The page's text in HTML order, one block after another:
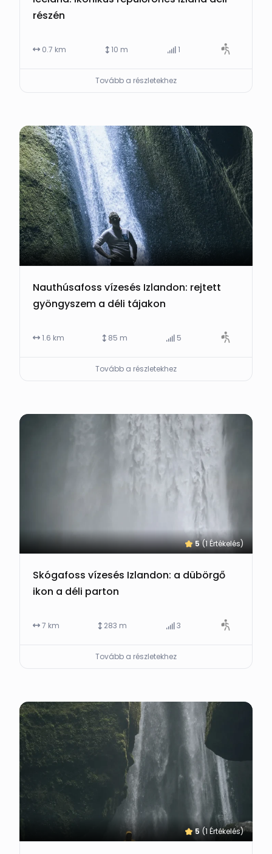
részén
0.7 km 10 m 1
Tovább a részletekhez
Nauthúsafoss vízesés Izlandon: rejtett
gyöngyszem a déli tájakon
1.6 km 85 m 5
Tovább a részletekhez
5 (1 Értékelés)
Skógafoss vízesés Izlandon: a dübörgő
ikon a déli parton
7 km 283 m 3
Tovább a részletekhez
5 (1 Értékelés)